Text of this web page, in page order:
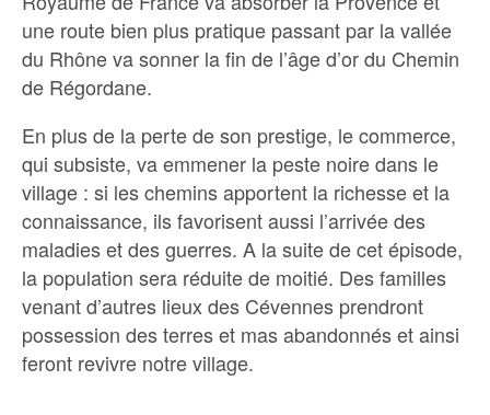
une route bien plus pratique passant par la vallée
du Rhône va sonner la fin de l’âge d’or du Chemin
de Régordane.
En plus de la perte de son prestige, le commerce,
qui subsiste, va emmener la peste noire dans le
village : si les chemins apportent la richesse et la
connaissance, ils favorisent aussi l’arrivée des
maladies et des guerres. A la suite de cet épisode,
la population sera réduite de moitié. Des familles
venant d’autres lieux des Cévennes prendront
possession des terres et mas abandonnés et ainsi
feront revivre notre village.